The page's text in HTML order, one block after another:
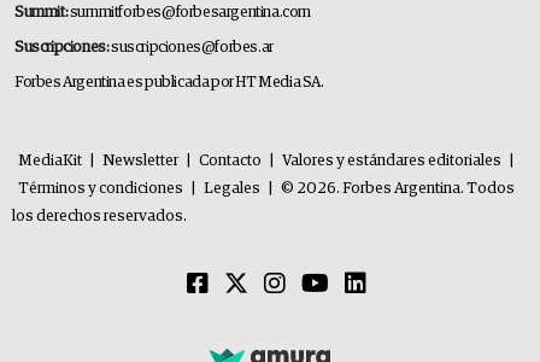
Summit:summitforbes@forbesargentina.com
Suscripciones:suscripciones@forbes.ar
Forbes Argentina es publicada por HT Media SA.
MediaKit Newsletter Contacto Valores y estándares editoriales
Términos y condiciones
Legales
© 2026. Forbes Argentina. Todos
los derechos reservados.